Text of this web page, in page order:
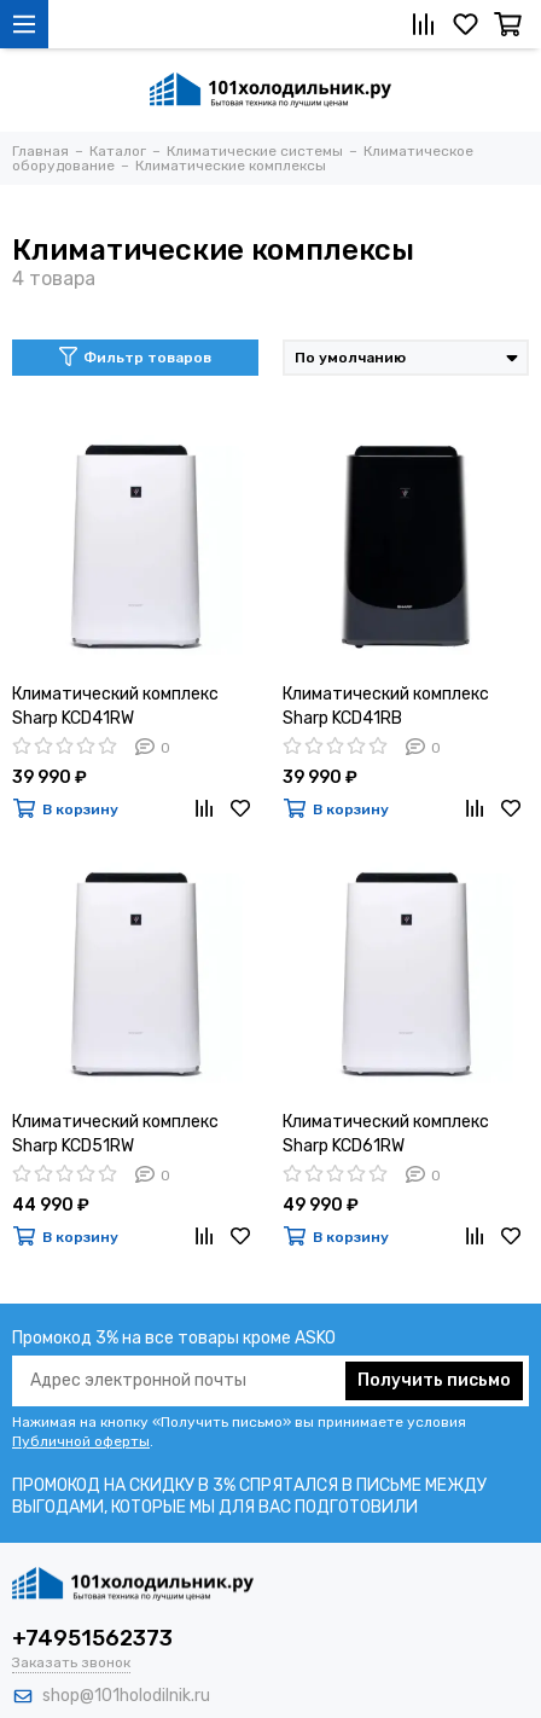
Главная Каталог Климатические системы
Климатическое
оборудование
Климатические комплексы
Климатические комплексы
Фильтр товаров
Климатический комплекс
Sharp KCD41RW
0
39 990 ₽
В корзину
Климатический комплекс
Sharp KCD41RВ
0
39 990 ₽
В корзину
Климатический комплекс
Sharp KCD51RW
0
44 990 ₽
В корзину
Климатический комплекс
Sharp KCD61RW
0
49 990 ₽
В корзину
Промокод 3% на все товары кроме ASKO
Получить письмо
Нажимая на кнопку «Получить письмо» вы принимаете условия
Публичной оферты
ПРОМОКОД НА СКИДКУ В 3% СПРЯТАЛСЯ В ПИCЬМЕ МЕЖДУ
ВЫГОДАМИ, КОТОРЫЕ МЫ ДЛЯ ВАС ПОДГОТОВИЛИ
+74951562373
Заказать звонок
shop@101holodilnik.ru